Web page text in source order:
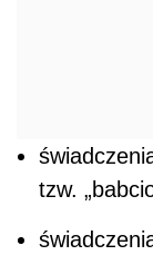
tzw.